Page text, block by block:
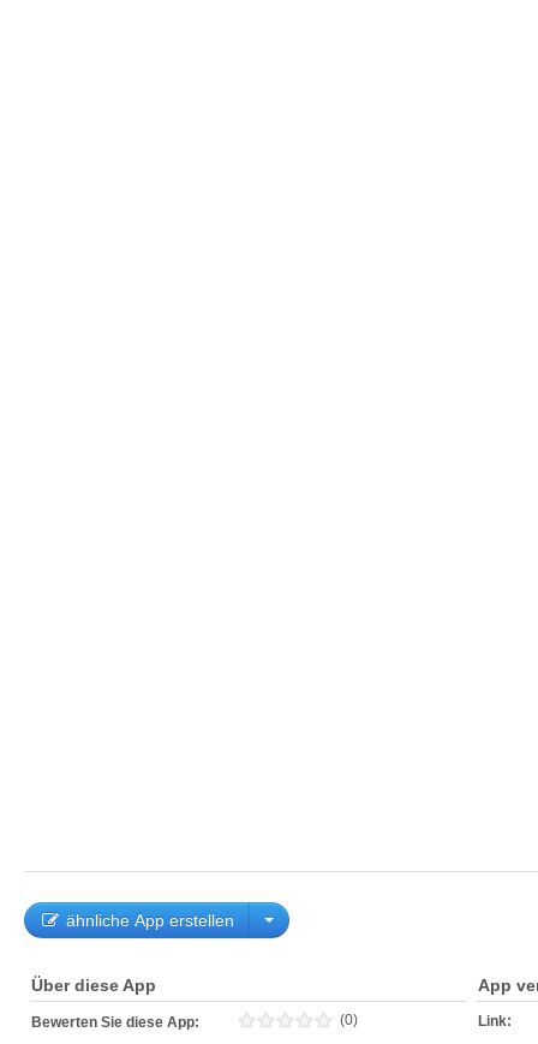
ähnliche App erstellen
Über diese App
Bewerten Sie diese App: (0)
App
Link: